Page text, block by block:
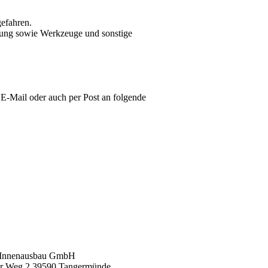
sowie Werkzeuge und sonstige
Mail oder auch per Post an folgende
GmbH